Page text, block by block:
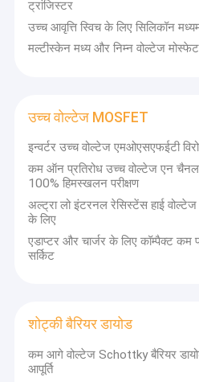
ट्रांजिस्टर
उच्च आवृत्ति स्विच के लिए सिलिकॉन
मल्टीस्केन मध्य और निम्न वोल्टेज
उच्च वोल्टेज MOSFET
इन्वर्टर उच्च वोल्टेज एमओएसएफईटी
कम ऑन प्रतिरोध उच्च वोल्टेज एन
100% हिमस्खलन परीक्षण
अल्ट्रा लो इंटरनल रेसिस्टेंस हाई
के लिए
एडाप्टर और चार्जर के लिए कॉम्पैक्ट कम
सर्किट
शोट्की बैरियर डायोड
कम आगे वोल्टेज Schottky बैरियर
आपूर्ति